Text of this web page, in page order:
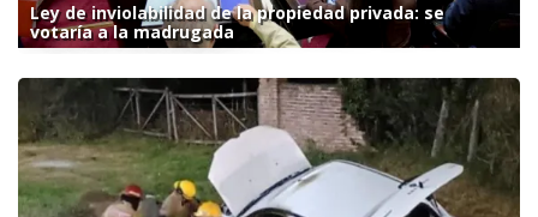
Ley de inviolabilidad de la propiedad privada: se
votaría a la madrugada